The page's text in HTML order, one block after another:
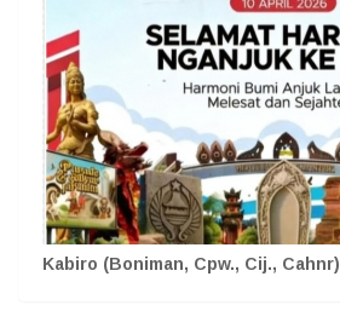
Kabiro (Boniman, Cpw., Cij., Cahnr)